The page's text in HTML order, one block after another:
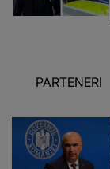
PARTENERI